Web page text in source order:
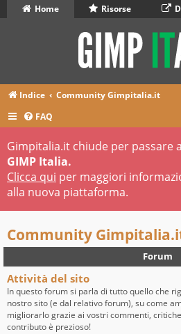
Home Risorse
Indice Community Gimpitalia.it
FAQ
Gimpitalia.it chiude per passare
GIMP Italia.
Clicca qui per maggiori
alla nuova piattaforma.
Community
Forum
Attività del sito
In questo forum si parla di tutto quello che
nostro sito (e dal relativo forum), su come
migliorarlo grazie ai vostri commenti,
contributo è prezioso!